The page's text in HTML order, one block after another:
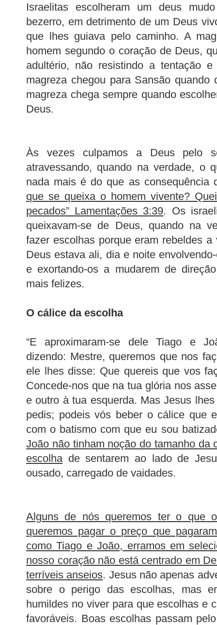
Israelitas escolheram um deus
bezerro, em detrimento de um Deus
que lhes guiava pelo caminho. A
homem segundo o coração de Deus,
adultério, não resistindo a tentação
magreza chegou para Sansão
magreza chega sempre quando
Deus.
Às vezes culpamos a Deus pelo
atravessando, quando na verdade, o
nada mais é do que as consequência
que se queixa o homem vivente?
pecados” Lamentações 3:39. Os
queixavam-se de Deus, quando na
fazer escolhas porque eram rebeldes
Deus estava ali, dia e noite
e exortando-os a mudarem de
mais felizes.
O cálice da escolha
“E aproximaram-se dele Tiago e
dizendo: Mestre, queremos que nos
ele lhes disse: Que quereis que vos
Concede-nos que na tua glória nos
e outro à tua esquerda. Mas Jesus
pedis; podeis vós beber o cálice que
com o batismo com que eu sou
João não tinham noção do tamanho da
escolha de sentarem ao lado de
ousado, carregado de vaidades.
Alguns de nós queremos ter o que
queremos pagar o preço que
como Tiago e João, erramos em
nosso coração não está centrado em
terríveis anseios. Jesus não apenas
sobre o perigo das escolhas, mas
humildes no viver para que escolhas e
favoráveis. Boas escolhas passam